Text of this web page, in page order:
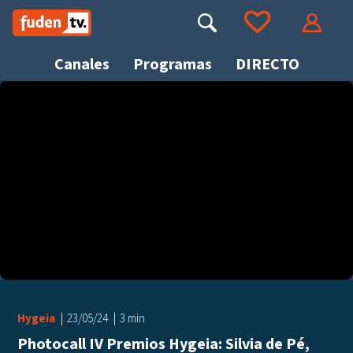
Saltar
contenido
Canales Programas DIRECTO
Buscar Ir a tus favoritos
Hygeia 23/05/24 3 min
Photocall IV Premios Hygeia: Silvia de Pé,